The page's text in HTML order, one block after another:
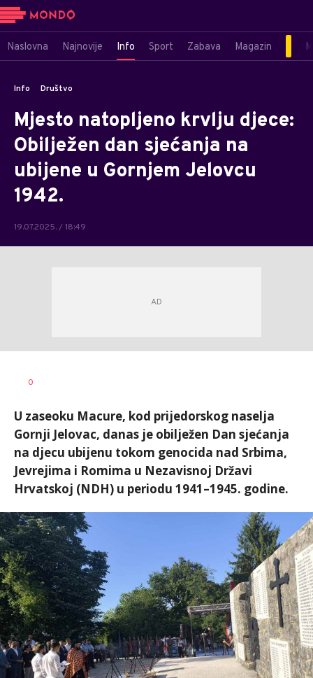
Naslovna Najnovije Info Sport Zabava Magazin
Info Društvo
Mjesto natopljeno krvlju djece:
Obilježen dan sjećanja na
ubijene u Gornjem Jelovcu
1942.
19.07.2025. / 18:49
AUTOR
0
U zaseoku Macure, kod prijedorskog naselja
Gornji Jelovac, danas je obilježen Dan sjećanja
na djecu ubijenu tokom genocida nad Srbima,
Jevrejima i Romima u Nezavisnoj Državi
Hrvatskoj (NDH) u periodu 1941–1945. godine.